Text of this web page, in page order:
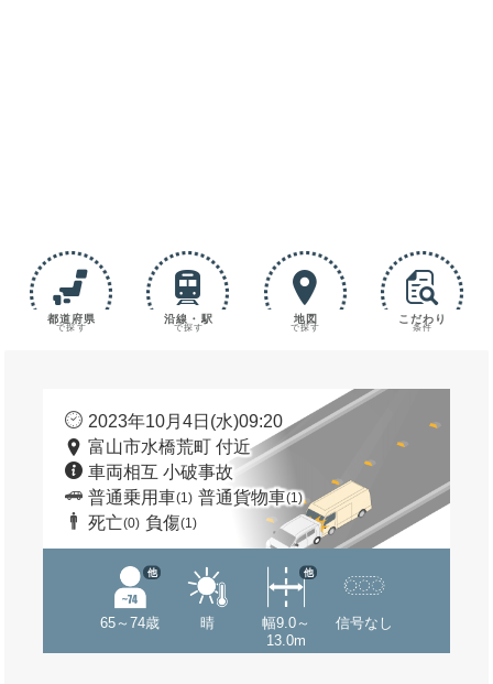
都道府県
で探す
沿線・駅
で探す
地図
で探す
こだわり
条件
2023年10月4日(水)09:20
富山市水橋荒町 付近
車両相互 小破事故
普通乗用車(1) 普通貨物車(1)
死亡(0) 負傷(1)
65～74歳
他
晴
幅9.0～
13.0m
他
信号なし